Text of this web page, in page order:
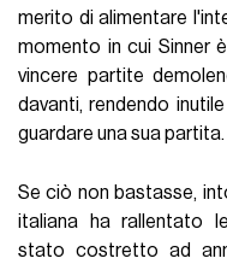
merito di alimentare
momento in cui Sinner
vincere partite
davanti, rendendo
guardare una sua partita.
Se ciò non bastasse,
italiana ha rallentato
stato costretto ad